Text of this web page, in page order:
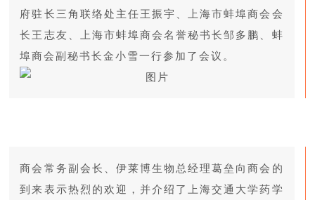
府驻长三角联络处主任王振宇、上海市蚌埠商会会
长王志友、上海市蚌埠商会名誉秘书长邹多鹏、蚌
埠商会副秘书长金小雪一行参加了会议。
商会常务副会长、伊莱博生物总经理葛垒向商会的
到来表示热烈的欢迎，并介绍了上海交通大学药学